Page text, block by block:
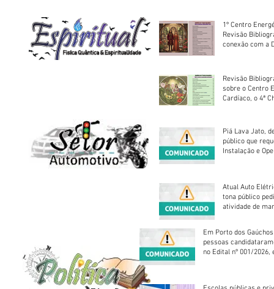
1º Centro
Revisão
conexão com a
Revisão
sobre o Centro
Cardíaco, o 4ª
Piá Lava Jato,
público que
Instalação e
Atual Auto
tona público
atividade de
Em Porto dos
pessoas
no Edital nº 001/2026,